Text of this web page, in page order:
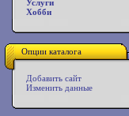
Услуги
Хобби
Опции каталога
Добавить сайт
Изменить данные